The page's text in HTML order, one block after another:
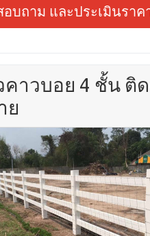
อบถาม และประเมินราค
คาวบอย 4 ชั้น ติ
ย